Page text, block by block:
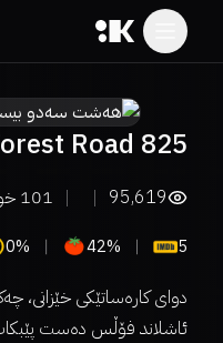
825 Forest Road
95,619
101
5
42%
0%
دوای کارەساتێکی خێزانی،
ئاشلاند فۆڵس دەست